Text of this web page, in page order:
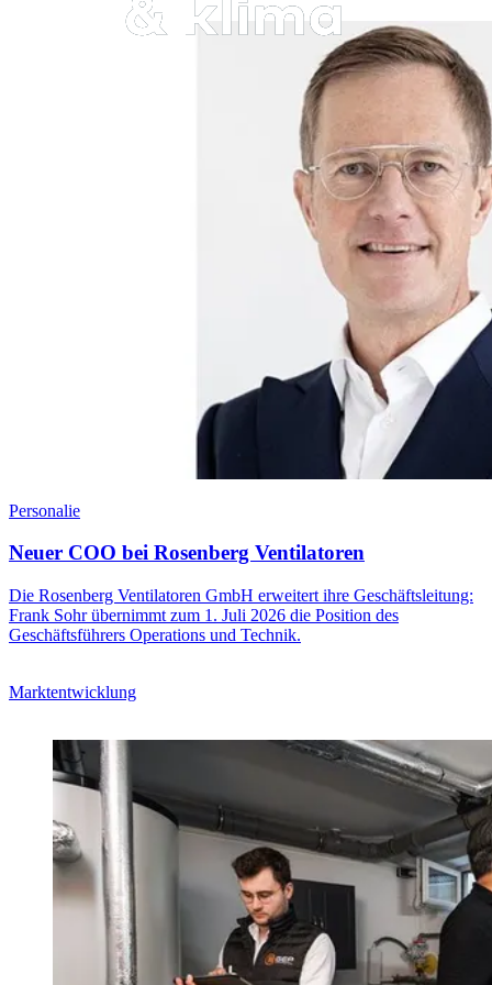
Personalie
Neuer COO bei Rosenberg Ventilatoren
Die Rosenberg Ventilatoren GmbH erweitert ihre Geschäftsleitung:
Frank Sohr übernimmt zum 1. Juli 2026 die Position des
Geschäftsführers Operations und Technik.
Marktentwicklung